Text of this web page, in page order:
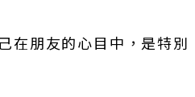
在朋友的心目中，是特別